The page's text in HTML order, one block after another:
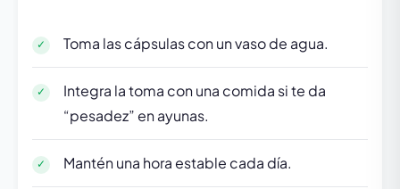
Toma las cápsulas con un vaso de agua.
Integra la toma con una comida si te da
“pesadez” en ayunas.
Mantén una hora estable cada día.